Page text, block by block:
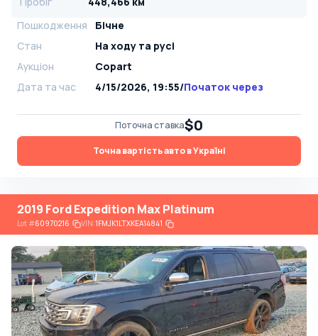
Пошкодження
Бічне
Стан
На ​​ходу та русі
Аукціон
Copart
Дата та час
4/15/2026, 19:55/Початок через
Поточна ставка$0
Точна вартість авто в Україні
2019 Ford Expedition Max Platinum
Lot#60970216 VIN:1FMJK1LTXKEA14841